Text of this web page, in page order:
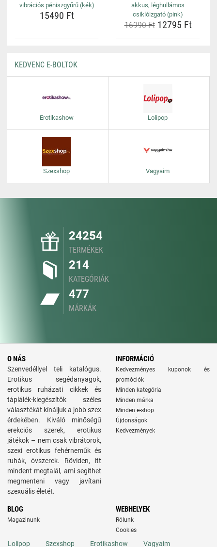
vibrációs péniszgyűrű (kék)
15490 Ft
akkus, léghullámos
csiklóizgató (pink)
16990 Ft12795 Ft
KEDVENC E-BOLTOK
Erotikashow Lolipop
Szexshop Vagyaim
24254
TERMÉKEK
214
KATEGÓRIÁK
477
MÁRKÁK
O NÁS
Szenvedéllyel teli katalógus.
Erotikus segédanyagok,
erotikus ruházati cikkek és
táplálék-kiegészítők széles
választékát kínáljuk a jobb szex
érdekében. Kiváló minőségű
erekciós szerek, erotikus
játékok – nem csak vibrátorok,
szexi erotikus fehérneműk és
ruhák, óvszerek. Röviden, itt
mindent megtalál, ami segíthet
megmenteni vagy javítani
szexuális életét.
INFORMÁCIÓ
Kedvezményes kuponok és
promóciók
Minden kategória
Minden márka
Minden e-shop
Újdonságok
Kedvezmények
BLOG
Magazinunk
WEBHELYEK
Rólunk
Cookies
Lolipop Szexshop Erotikashow Vagyaim